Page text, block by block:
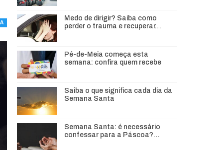
Medo de dirigir? Saiba como
perder o trauma e recuperar…
Pé-de-Meia começa esta
semana: confira quem recebe
Saiba o que significa cada dia da
Semana Santa
Semana Santa: é necessário
confessar para a Páscoa?…